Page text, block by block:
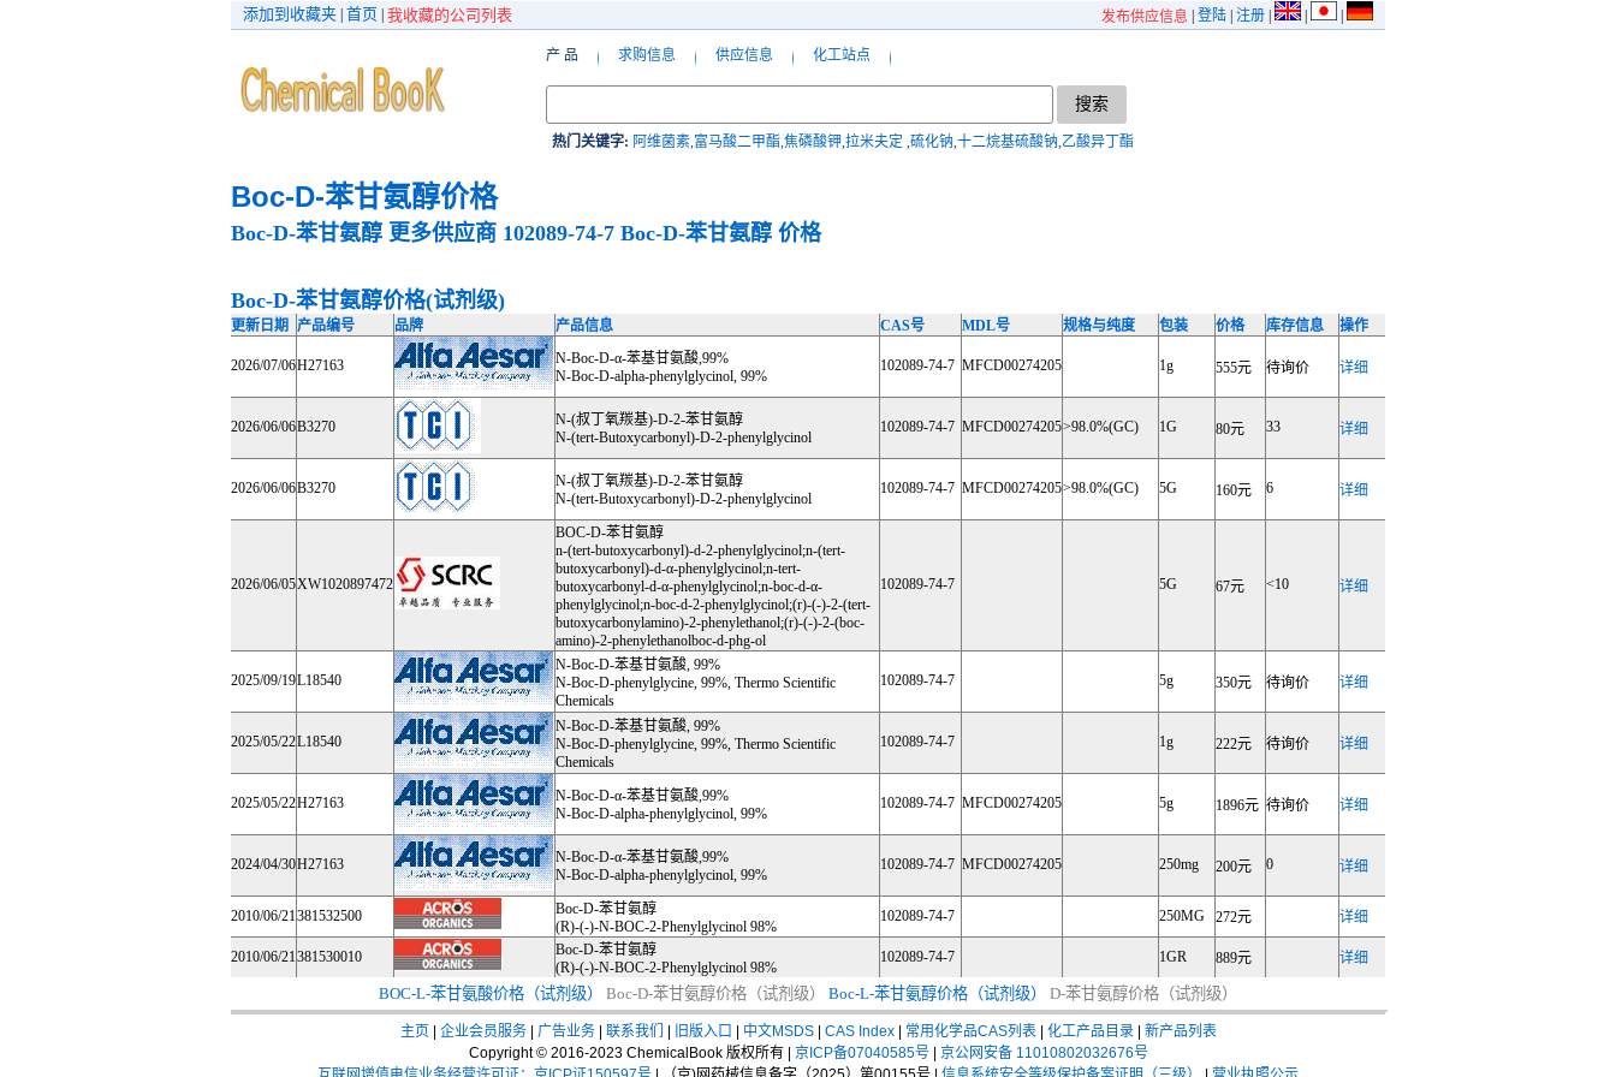
发布供应信息 登陆 注册
添加到收藏夹 首页 我收藏的公司列表
产 品 求购信息 供应信息 化工站点
热门关键字: 阿维菌素 富马酸二甲酯 焦磷酸钾 拉米夫定 硫化钠 十二烷基硫酸钠 乙酸异丁酯
Boc-D-苯甘氨醇价格
Boc-D-苯甘氨醇 更多供应商 102089-74-7 Boc-D-苯甘氨醇 价格
Boc-D-苯甘氨醇价格(试剂级)
更新日期 产品编号 品牌 产品信息 CAS号 MDL号 规格与纯度 包装 价格 库存信息 操作
2026/07/06H27163
N-Boc-D-α-苯基甘氨酸,99%
N-Boc-D-alpha-phenylglycinol, 99%
102089-74-7 MFCD00274205 1g 555元 待询价 详细
2026/06/06B3270
N-(叔丁氧羰基)-D-2-苯甘氨醇
N-(tert-Butoxycarbonyl)-D-2-phenylglycinol
102089-74-7 MFCD00274205>98.0%(GC) 1G 80元 33 详细
2026/06/06B3270
N-(叔丁氧羰基)-D-2-苯甘氨醇
N-(tert-Butoxycarbonyl)-D-2-phenylglycinol
102089-74-7 MFCD00274205>98.0%(GC) 5G 160元 6 详细
2026/06/05XW1020897472
BOC-D-苯甘氨醇
n-(tert-butoxycarbonyl)-d-2-phenylglycinol;n-(tert-
butoxycarbonyl)-d-α-phenylglycinol;n-tert-
butoxycarbonyl-d-α-phenylglycinol;n-boc-d-α-
phenylglycinol;n-boc-d-2-phenylglycinol;(r)-(-)-2-(tert-
butoxycarbonylamino)-2-phenylethanol;(r)-(-)-2-(boc-
amino)-2-phenylethanolboc-d-phg-ol
102089-74-7 5G 67元 <10 详细
2025/09/19L18540
N-Boc-D-苯基甘氨酸, 99%
N-Boc-D-phenylglycine, 99%, Thermo Scientific
Chemicals
102089-74-7 5g 350元 待询价 详细
2025/05/22L18540
N-Boc-D-苯基甘氨酸, 99%
N-Boc-D-phenylglycine, 99%, Thermo Scientific
Chemicals
102089-74-7 1g 222元 待询价 详细
2025/05/22H27163
N-Boc-D-α-苯基甘氨酸,99%
N-Boc-D-alpha-phenylglycinol, 99%
102089-74-7 MFCD00274205 5g 1896元 待询价 详细
2024/04/30H27163
N-Boc-D-α-苯基甘氨酸,99%
N-Boc-D-alpha-phenylglycinol, 99%
102089-74-7 MFCD00274205 250mg 200元 0 详细
2010/06/21 381532500
Boc-D-苯甘氨醇
(R)-(-)-N-BOC-2-Phenylglycinol 98%
102089-74-7 250MG 272元 详细
2010/06/21 381530010
Boc-D-苯甘氨醇
(R)-(-)-N-BOC-2-Phenylglycinol 98%
102089-74-7 1GR 889元 详细
BOC-L-苯甘氨酸价格（试剂级） Boc-D-苯甘氨醇价格（试剂级） Boc-L-苯甘氨醇价格（试剂级） D-苯甘氨醇价格（试剂级）
主页| 企业会员服务| 广告业务| 联系我们 | 旧版入口 | 中文MSDS| CAS Index| 常用化学品CAS列表| 化工产品目录| 新产品列表
Copyright © 2016-2023 ChemicalBook 版权所有 | 京ICP备07040585号| 京公网安备 11010802032676号